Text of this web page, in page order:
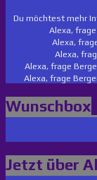
Du möchtest mehr
Alexa,
Alexa,
Alexa,
Alexa, frage
Alexa, frage
Wunschbox
Jetzt über